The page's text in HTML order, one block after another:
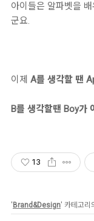
아이들은 알파벳을
군요.
이제 A를 생각할 땐
B를 생각할땐 Boy가
13
' Brand&Design' 카테고리